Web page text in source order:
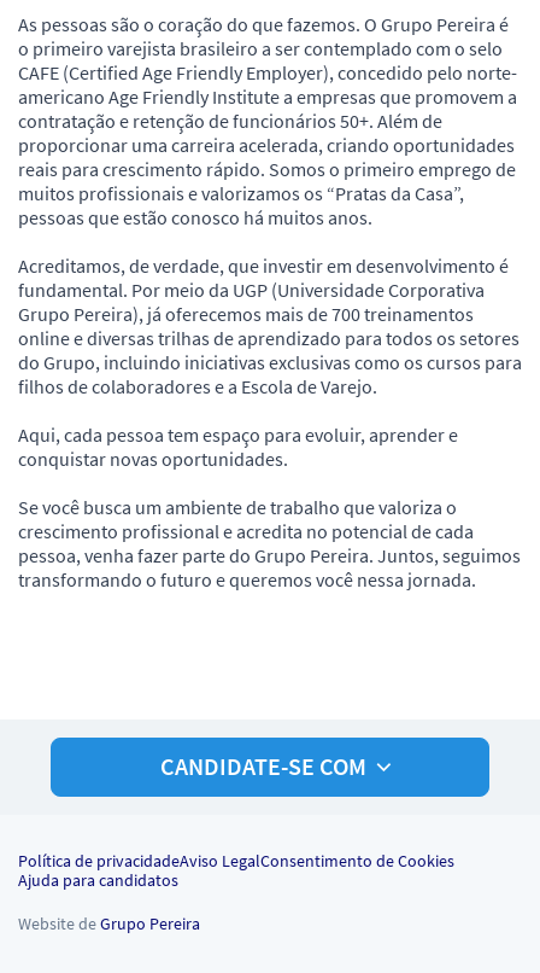
As pessoas são o coração do que fazemos. O Grupo Pereira é
o primeiro varejista brasileiro a ser contemplado com o selo
CAFE (Certified Age Friendly Employer), concedido pelo norte-
americano Age Friendly Institute a empresas que promovem a
contratação e retenção de funcionários 50+. Além de
proporcionar uma carreira acelerada, criando oportunidades
reais para crescimento rápido. Somos o primeiro emprego de
muitos profissionais e valorizamos os “Pratas da Casa”,
pessoas que estão conosco há muitos anos.
Acreditamos, de verdade, que investir em desenvolvimento é
fundamental. Por meio da UGP (Universidade Corporativa
Grupo Pereira), já oferecemos mais de 700 treinamentos
online e diversas trilhas de aprendizado para todos os setores
do Grupo, incluindo iniciativas exclusivas como os cursos para
filhos de colaboradores e a Escola de Varejo.
Aqui, cada pessoa tem espaço para evoluir, aprender e
conquistar novas oportunidades.
Se você busca um ambiente de trabalho que valoriza o
crescimento profissional e acredita no potencial de cada
pessoa, venha fazer parte do Grupo Pereira. Juntos, seguimos
transformando o futuro e queremos você nessa jornada.
CANDIDATE-SE COM
Política de privacidadeAviso LegalConsentimento de Cookies
Ajuda para candidatos
Website deGrupo Pereira